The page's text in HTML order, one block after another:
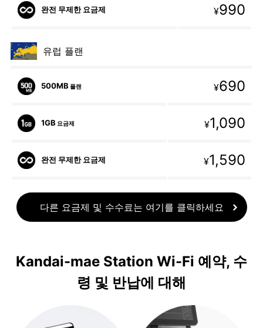
완전 무제한 요금제 ¥990
유럽 플랜
500MB 플랜 ¥690
1GB 요금제 ¥1,090
완전 무제한 요금제 ¥1,590
다른 요금제 및 수수료는 여기를 클릭하세요
Kandai-mae Station Wi-Fi 예약, 수
령 및 반납에 대해